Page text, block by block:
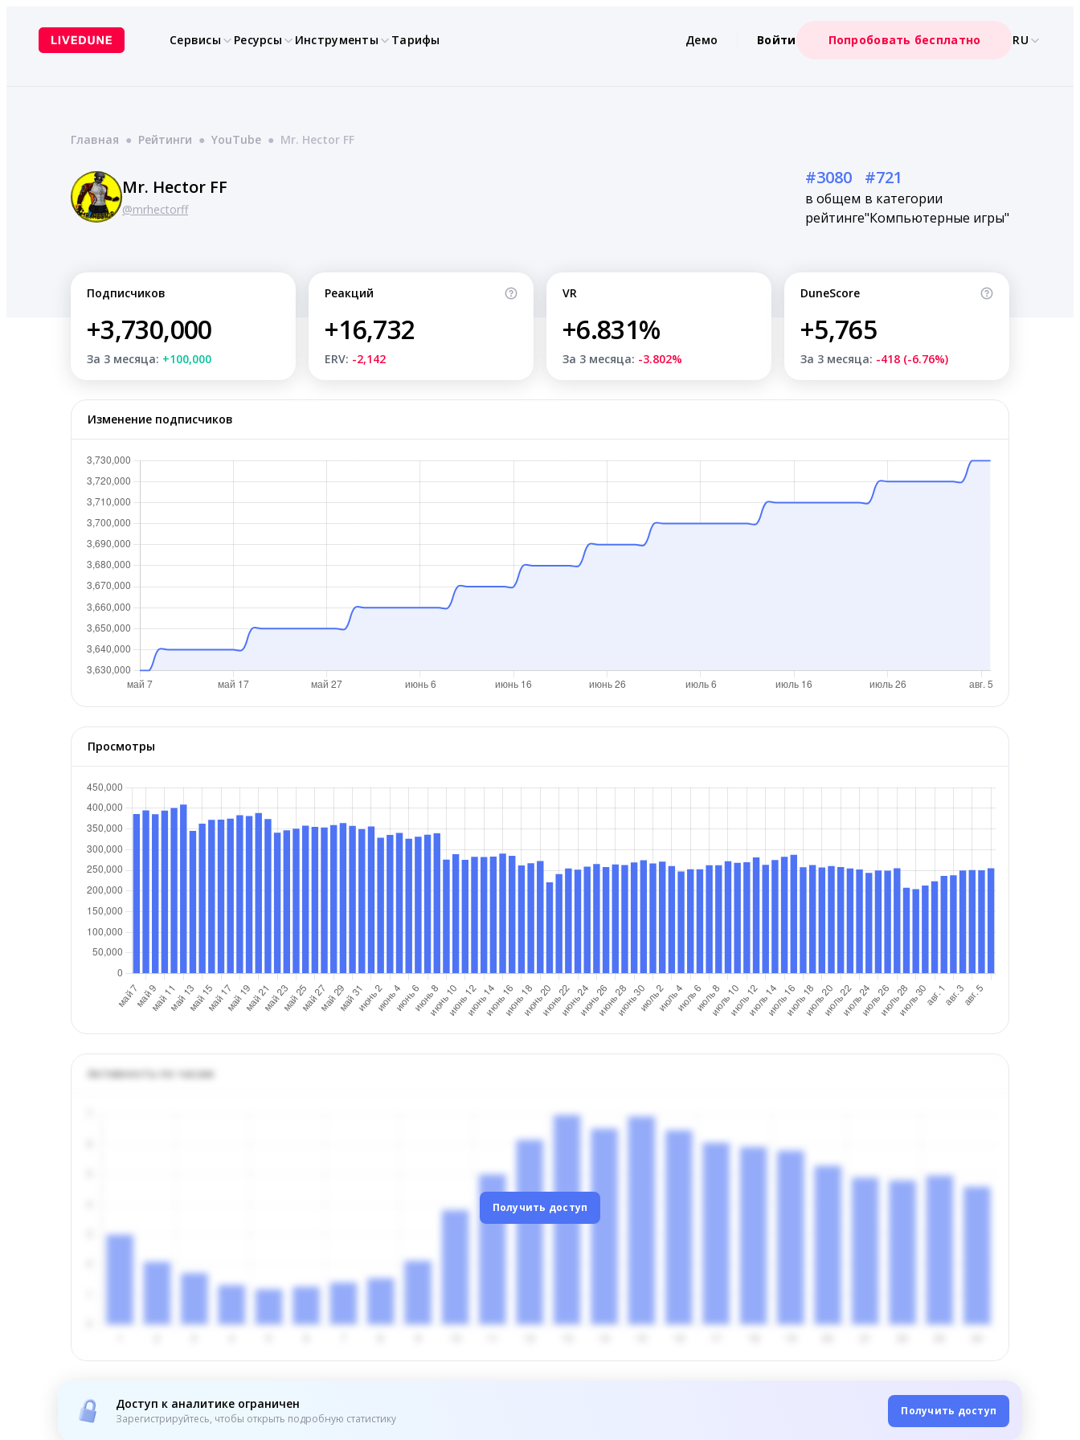
содержимому
Сервисы Ресурсы Инструменты Тарифы Демо Войти Попробовать бесплатно RU
Главная ● Рейтинги ● YouTube ● Mr. Hector FF
Mr. Hector FF
@mrhectorff
#3080
в общем
рейтинге
#721
в категории
"Компьютерные игры"
Подписчиков
+3,730,000
За 3 месяца: +100,000
Реакций
+16,732
ERV: -2,142
VR
+6.831%
За 3 месяца: -3.802%
DuneScore
+5,765
За 3 месяца: -418 (-6.76%)
Изменение подписчиков
Просмотры
Активность по часам
Получить доступ
Доступ к аналитике ограничен
Зарегистрируйтесь, чтобы открыть подробную статистику
Получить доступ